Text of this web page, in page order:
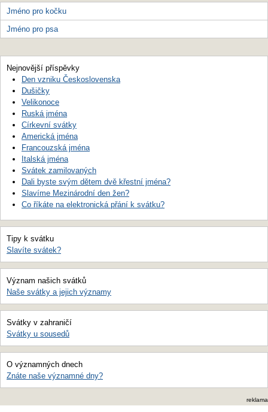
Jméno pro kočku
Jméno pro psa
Nejnovější příspěvky
Den vzniku Československa
Dušičky
Velikonoce
Ruská jména
Církevní svátky
Americká jména
Francouzská jména
Italská jména
Svátek zamilovaných
Dali byste svým dětem dvě křestní jména?
Slavíme Mezinárodní den žen?
Co říkáte na elektronická přání k svátku?
Tipy k svátku
Slavíte svátek?
Význam našich svátků
Naše svátky a jejich významy
Svátky v zahraničí
Svátky u sousedů
O významných dnech
Znáte naše významné dny?
reklama